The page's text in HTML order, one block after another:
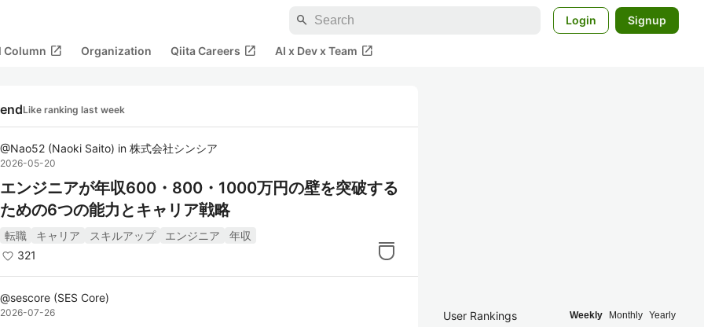
search Login Signup
Column open_in_new Organization Qiita Careers open_in_new AI x Dev x Team open_in_new
Like ranking last week
@Nao52 (Naoki Saito) in 株式会社シンシア
2026-05-20
エンジニアが年収600・800・1000万円の壁を突破する
ための6つの能力とキャリア戦略
転職 キャリア スキルアップ エンジニア
年収
321
@sescore (SES Core)
2026-07-26 User Rankings Weekly Monthly Yearly